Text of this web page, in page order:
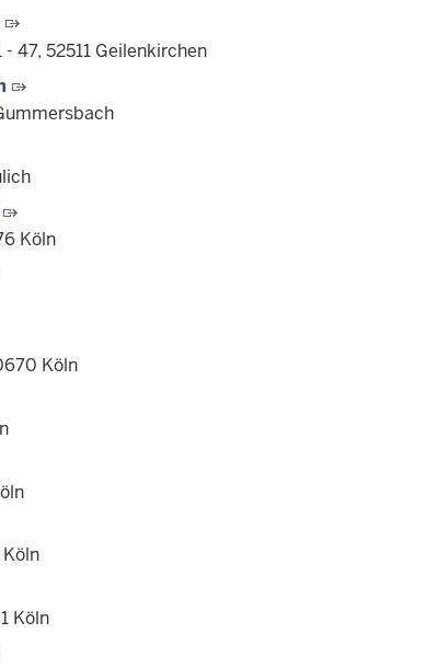
47, 52511 Geilenkirchen
Köln
Köln
Köln